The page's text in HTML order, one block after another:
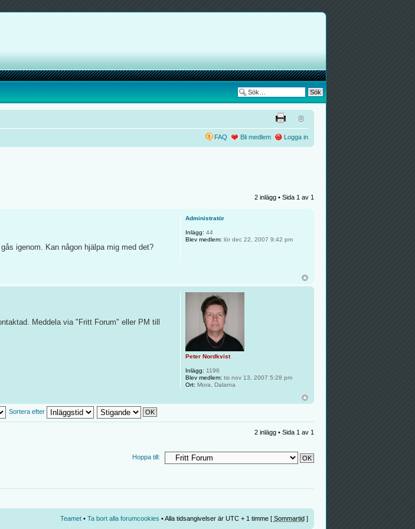
FAQ Bli medlem Logga in
2 inlägg • Sida 1 av 1
igenom. Kan någon hjälpa mig med det?
Administratör
Inlägg: 44
Blev medlem: lör dec 22, 2007 9:42 pm
Meddela via "Fritt Forum" eller PM till
Peter Nordkvist
Inlägg: 1196
Blev medlem: tis nov 13, 2007 5:28 pm
Ort: Mora, Dalarna
Sortera efter
2 inlägg • Sida 1 av 1
Hoppa till:
Teamet• Ta bort alla forumcookies • Alla tidsangivelser är UTC + 1 timme [ Sommartid]